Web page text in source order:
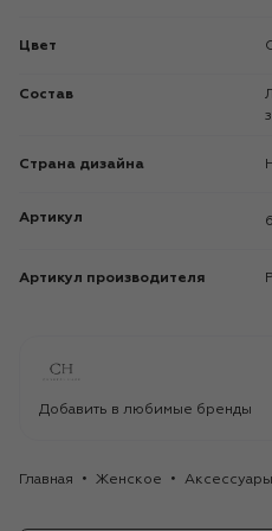
Цвет
Состав
Латунь; Гальваническое покрытие
Страна дизайна
Артикул
Артикул производителя
Добавить в любимые бренды
Главная Женское Аксессуары